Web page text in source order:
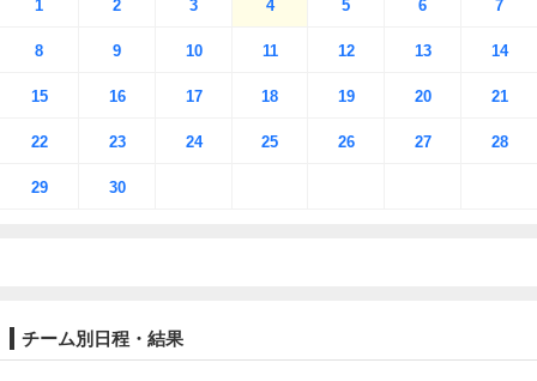
1 2 3 4 5 6 7
8 9 10 11 12 13 14
15 16 17 18 19 20 21
22 23 24 25 26 27 28
29 30
チーム別日程・結果